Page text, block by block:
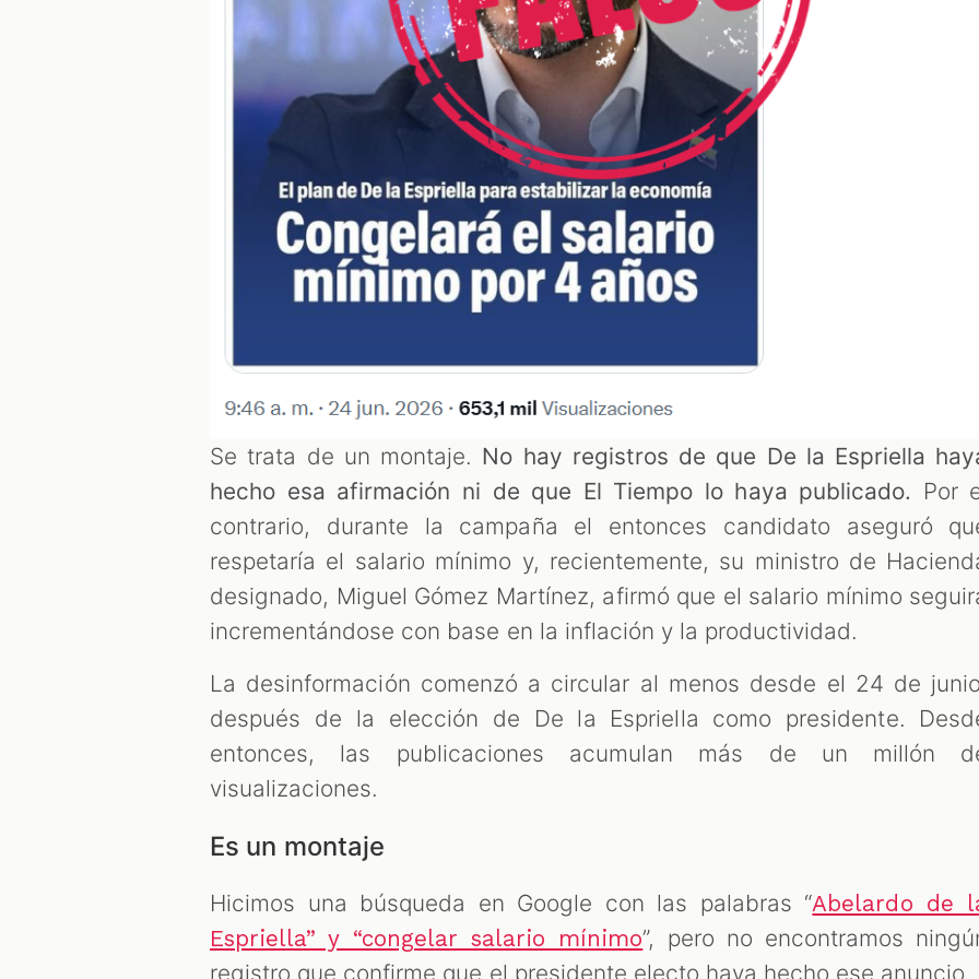
Se trata de un montaje. No hay registros de que De la Espriella
hecho esa afirmación ni de que El Tiempo lo haya publicado. Por
contrario, durante la campaña el entonces candidato aseguró
respetaría el salario mínimo y, recientemente, su ministro de
designado, Miguel Gómez Martínez, afirmó que el salario mínimo
incrementándose con base en la inflación y la productividad.
La desinformación comenzó a circular al menos desde el 24 de
después de la elección de De la Espriella como presidente.
entonces, las publicaciones acumulan más de un millón
visualizaciones.
Es un montaje
Hicimos una búsqueda en Google con las palabras “Abelardo de
Espriella” y “congelar salario mínimo”, pero no encontramos
registro que confirme que el presidente electo haya hecho ese anuncio.